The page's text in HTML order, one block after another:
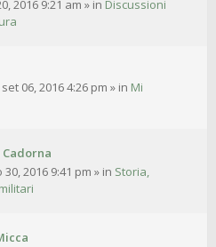
2016 9:21 am » in Discussioni
06, 2016 4:26 pm » in Mi
2016 9:41 pm » in Storia,